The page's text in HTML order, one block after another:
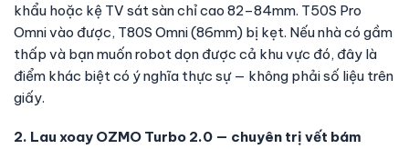
khẩu hoặc kệ TV sát sàn chỉ cao 82–84mm. T50S Pro
Omni vào được, T80S Omni (86mm) bị kẹt. Nếu nhà có gầm
thấp và bạn muốn robot dọn được cả khu vực đó, đây là
điểm khác biệt có ý nghĩa thực sự — không phải số liệu trên
giấy.
2. Lau xoay OZMO Turbo 2.0 — chuyên trị vết bám